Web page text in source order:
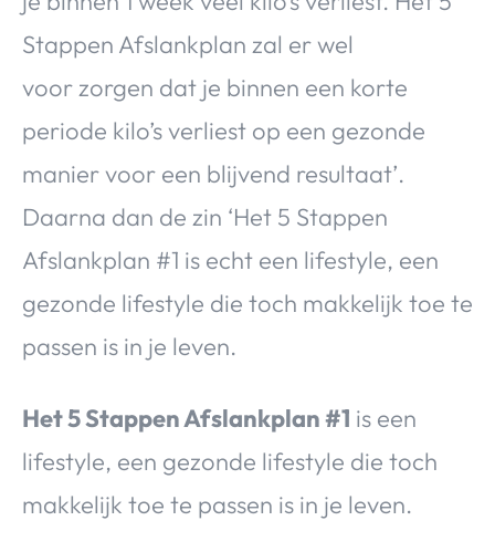
Stappen Afslankplan zal er wel
voorzorgen dat je binnen een korte
periode kilo’s verliest op een gezonde
manier voor een blijvend resultaat’.
Daarna dan de zin ‘Het 5 Stappen
Afslankplan #1 is echt een lifestyle, een
gezonde lifestyle die toch makkelijk toe te
passen is in je leven.
Het 5 Stappen Afslankplan #1 is een
lifestyle, een gezonde lifestyle die toch
makkelijk toe te passen is in je leven.